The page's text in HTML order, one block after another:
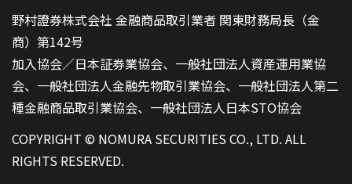
野村證券株式会社 金融商品取引業者 関東財務局長（金
商）第142号
加入協会／日本証券業協会、一般社団法人資産運用業協
会、一般社団法人金融先物取引業協会、一般社団法人第二
種金融商品取引業協会、一般社団法人日本STO協会
COPYRIGHT © NOMURA SECURITIES CO., LTD. ALL
RIGHTS RESERVED.